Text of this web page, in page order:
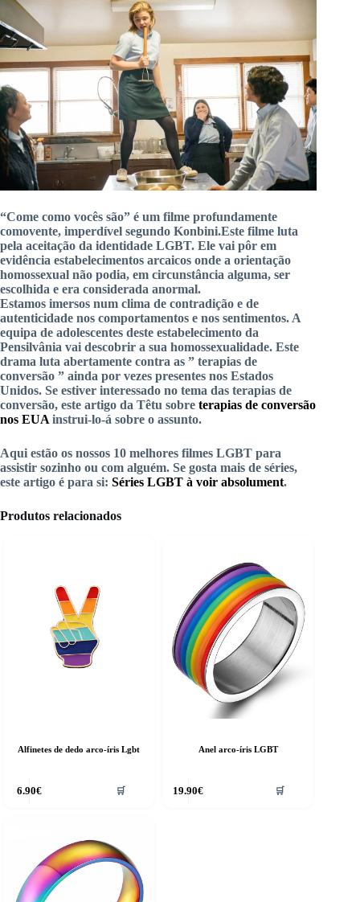
“Come como vocês são” é um filme profundamente
comovente, imperdível segundo Konbini.Este filme luta
pela aceitação da identidade LGBT. Ele vai pôr em
evidência estabelecimentos arcaicos onde a orientação
homossexual não podia, em circunstância alguma, ser
escolhida e era considerada anormal.
Estamos imersos num clima de contradição e de
autenticidade nos comportamentos e nos sentimentos. A
equipa de adolescentes deste estabelecimento da
Pensilvânia vai descobrir a sua homossexualidade. Este
drama luta abertamente contra as ” terapias de
conversão ” ainda por vezes presentes nos Estados
Unidos. Se estiver interessado no tema das terapias de
conversão, este artigo da Têtu sobre terapias de conversão
nos EUA instrui-lo-á sobre o assunto.
Aqui estão os nossos 10 melhores filmes LGBT para
assistir sozinho ou com alguém. Se gosta mais de séries,
este artigo é para si: Séries LGBT à voir absolument.
Produtos relacionados
Alfinetes de dedo arco-íris Lgbt
6.90€ 🛒
Anel arco-íris LGBT
19.90€ 🛒